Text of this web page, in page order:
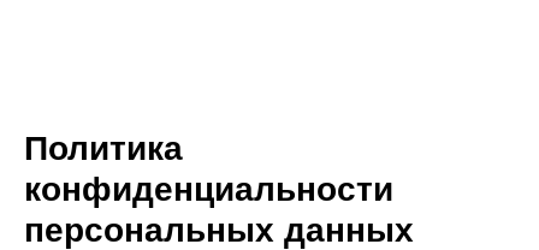
Политика
конфиденциальности
персональных данных